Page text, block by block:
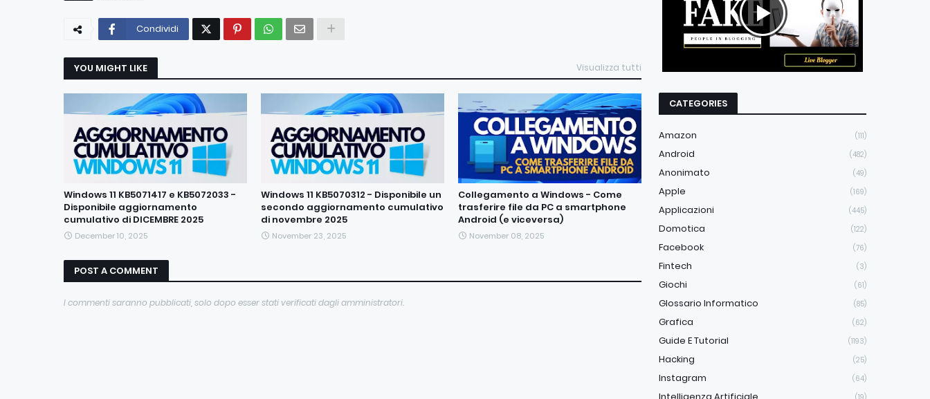
Condividi
YOU MIGHT LIKE Visualizza tutti
Windows 11 KB5071417 e KB5072033 -
Disponibile aggiornamento
cumulativo di DICEMBRE 2025
December 10, 2025
Windows 11 KB5070312 - Disponibile un
secondo aggiornamento cumulativo
di novembre 2025
November 23, 2025
Collegamento a Windows - Come
trasferire file da PC a smartphone
Android (e viceversa)
November 08, 2025
POST A COMMENT
I commenti saranno pubblicati, solo dopo esser stati verificati dagli amministratori.
CATEGORIES
Amazon (111)
Android (482)
Anonimato (49)
Apple (169)
Applicazioni (445)
Domotica (122)
Facebook (76)
Fintech (3)
Giochi (61)
Glossario Informatico (85)
Grafica (62)
Guide E Tutorial (1193)
Hacking (25)
Instagram (64)